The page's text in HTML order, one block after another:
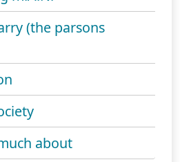
(the parsons
about